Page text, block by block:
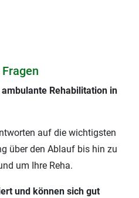
Rehabilitation in
auf die wichtigsten
über den Ablauf bis hin zu
um Ihre Reha.
und können sich gut